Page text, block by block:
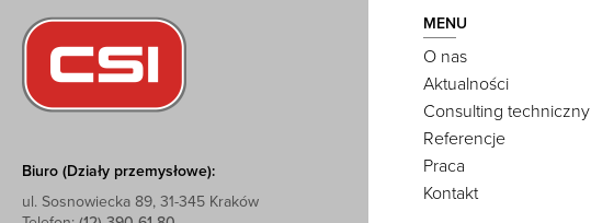
Biuro (Działy przemysłowe):
ul. Sosnowiecka 89, 31-345 Kraków
MENU
O nas
Aktualności
Consulting techniczny
Referencje
Praca
Kontakt